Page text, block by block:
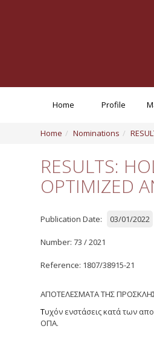
Home Profile
Home Nominations
RESULTS:
OPTIMIZED
Publication Date: 03/01/2022
Number: 73 / 2021
Reference: 1807/38915-21
ΑΠΟΤΕΛΕΣΜΑΤΑ ΤΗΣ
Τυχόν ενστάσεις κατά των
ΟΠΑ.